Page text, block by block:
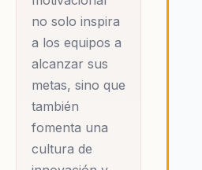
no solo inspira
a los equipos a
alcanzar sus
metas, sino que
también
fomenta una
cultura de